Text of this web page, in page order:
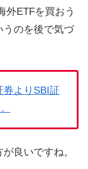
外ETFを買おう
うのを後で気づ
券よりSBI証
良いですね。